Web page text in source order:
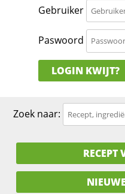
Gebruiker
Paswoord
LOGIN KWIJT?
Zoek naar:
RECEPT